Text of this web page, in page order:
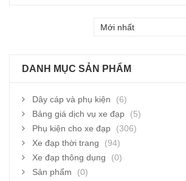
DANH MỤC SẢN PHẨM
Dây cáp và phụ kiện
(6)
Bảng giá dịch vụ xe đạp
(5)
Phụ kiện cho xe đạp
(306)
Xe đạp thời trang
(94)
Xe đạp thông dụng
(0)
Sản phẩm
(0)